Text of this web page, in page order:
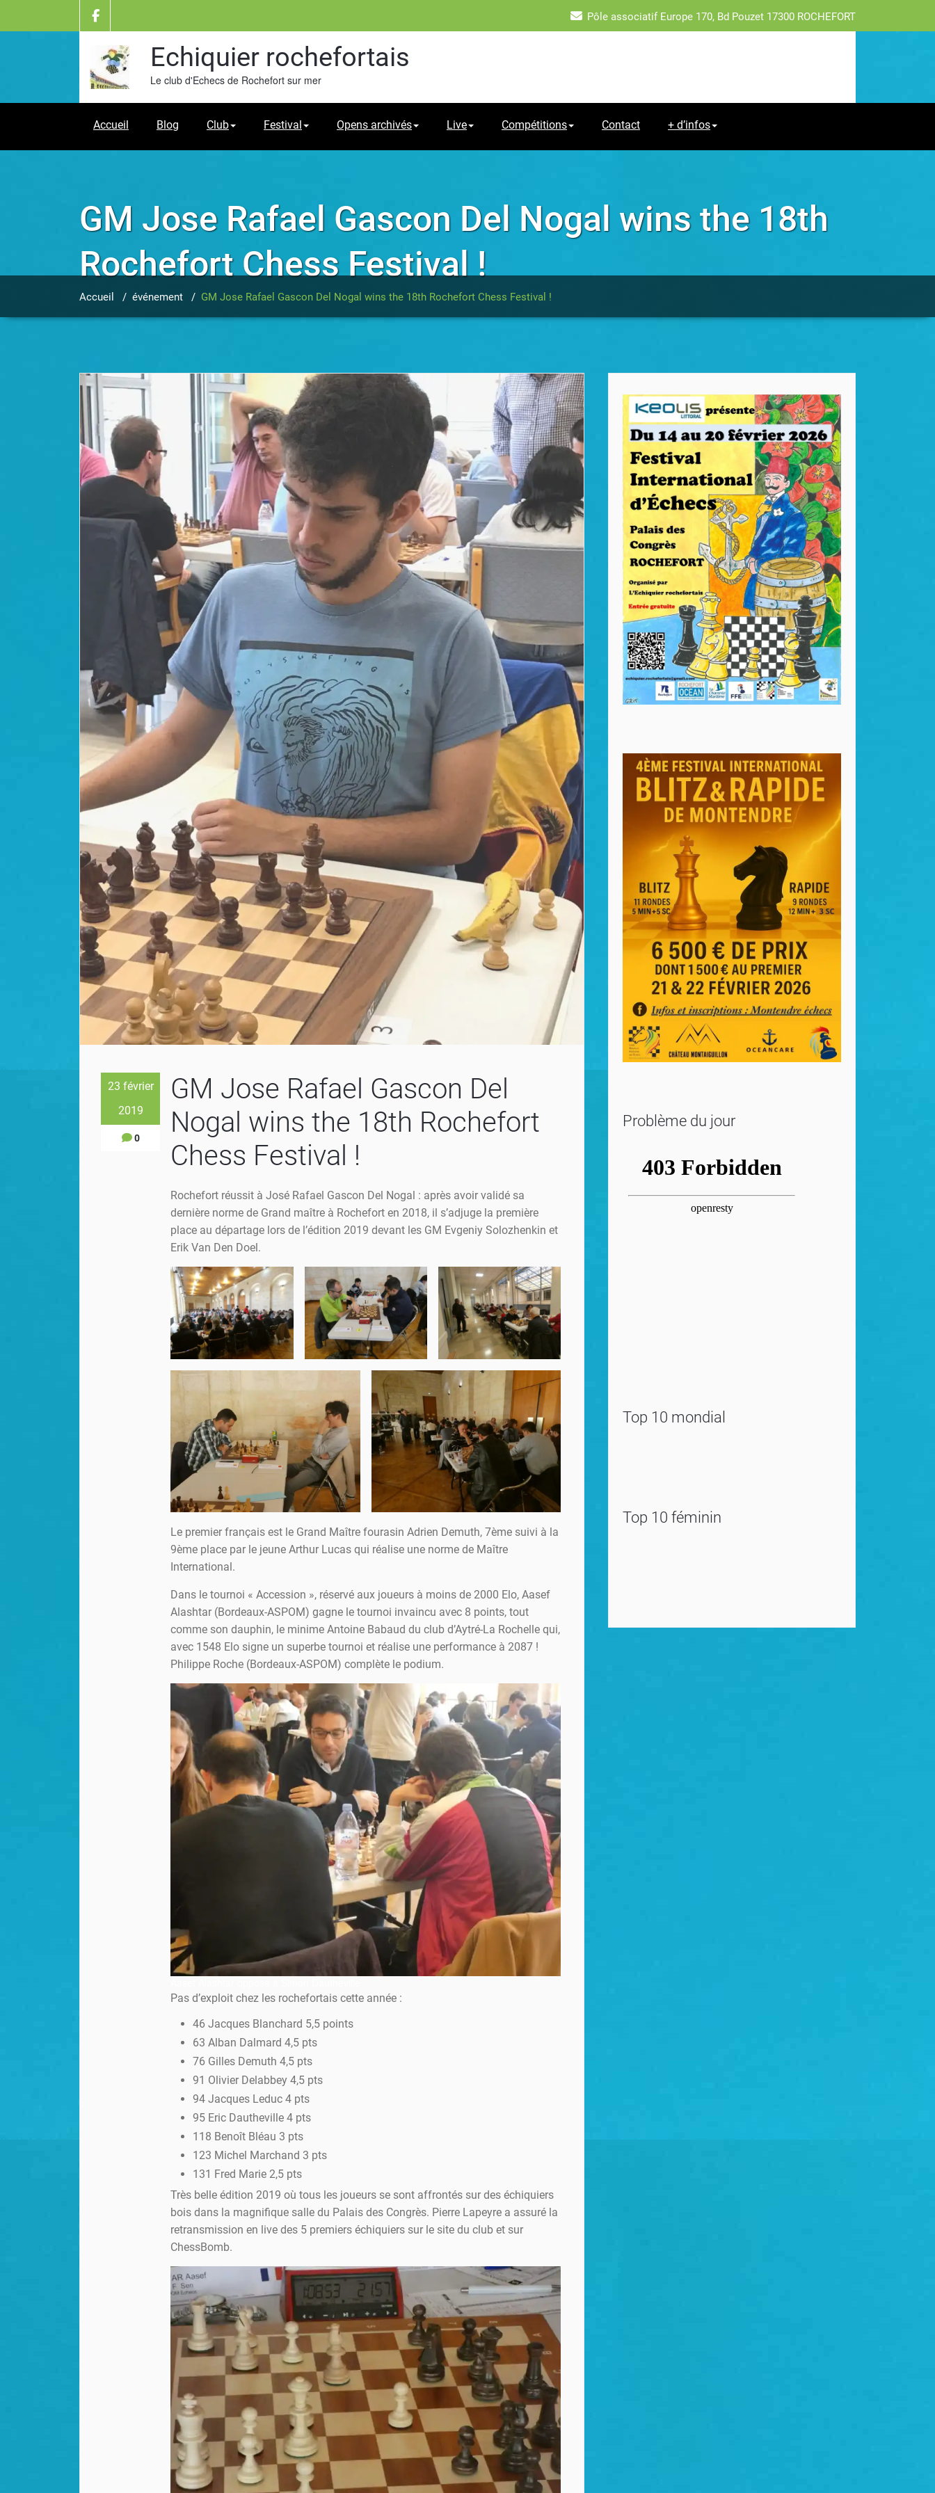
content
Pôle associatif Europe 170, Bd Pouzet 17300 ROCHEFORT
Echiquier rochefortais
Le club d'Echecs de Rochefort sur mer
Accueil Blog Club Festival Opens archivés Live Compétitions Contact + d’infos
GM Jose Rafael Gascon Del Nogal wins the 18th
Rochefort Chess Festival !
Accueil / événement / GM Jose Rafael Gascon Del Nogal wins the 18th Rochefort Chess Festival !
23 février
2019
0
GM Jose Rafael Gascon Del
Nogal wins the 18th Rochefort
Chess Festival !
Rochefort réussit à José Rafael Gascon Del Nogal : après avoir validé sa
dernière norme de Grand maître à Rochefort en 2018, il s’adjuge la première
place au départage lors de l’édition 2019 devant les GM Evgeniy Solozhenkin et
Erik Van Den Doel.
Le premier français est le Grand Maître fourasin Adrien Demuth, 7ème suivi à la
9ème place par le jeune Arthur Lucas qui réalise une norme de Maître
International.
Dans le tournoi « Accession », réservé aux joueurs à moins de 2000 Elo, Aasef
Alashtar (Bordeaux-ASPOM) gagne le tournoi invaincu avec 8 points, tout
comme son dauphin, le minime Antoine Babaud du club d’Aytré-La Rochelle qui,
avec 1548 Elo signe un superbe tournoi et réalise une performance à 2087 !
Philippe Roche (Bordeaux-ASPOM) complète le podium.
Pas d’exploit chez les rochefortais cette année :
46 Jacques Blanchard 5,5 points
63 Alban Dalmard 4,5 pts
76 Gilles Demuth 4,5 pts
91 Olivier Delabbey 4,5 pts
94 Jacques Leduc 4 pts
95 Eric Dautheville 4 pts
118 Benoît Bléau 3 pts
123 Michel Marchand 3 pts
131 Fred Marie 2,5 pts
Très belle édition 2019 où tous les joueurs se sont affrontés sur des échiquiers
bois dans la magnifique salle du Palais des Congrès. Pierre Lapeyre a assuré la
retransmission en live des 5 premiers échiquiers sur le site du club et sur
ChessBomb.
Problème du jour
Top 10 mondial
Top 10 féminin